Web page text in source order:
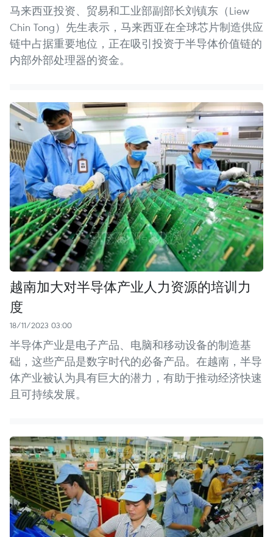
马来西亚投资、贸易和工业部副部长刘镇东（Liew
Chin Tong）先生表示，马来西亚在全球芯片制造供应
链中占据重要地位，正在吸引投资于半导体价值链的
内部外部处理器的资金。
越南加大对半导体产业人力资源的培训力
度
18/11/2023 03:00
半导体产业是电子产品、电脑和移动设备的制造基
础，这些产品是数字时代的必备产品。在越南，半导
体产业被认为具有巨大的潜力，有助于推动经济快速
且可持续发展。